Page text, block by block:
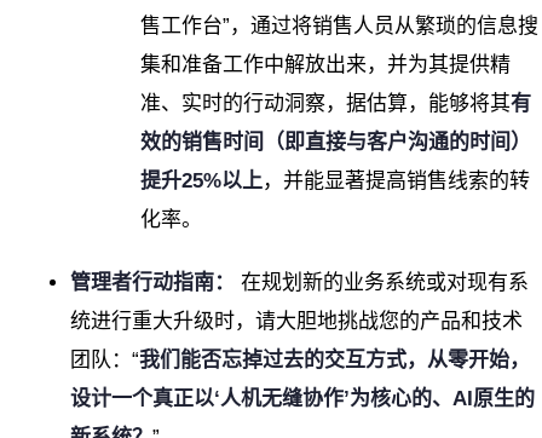
售工作台”，通过将销售人员从繁琐的信息搜
集和准备工作中解放出来，并为其提供精
准、实时的行动洞察，据估算，能够将其有
效的销售时间（即直接与客户沟通的时间）
提升25%以上 ，并能显著提高销售线索的转
化率。
管理者行动指南：
在规划新的业务系统或对现有系
统进行重大升级时，请大胆地挑战您的产品和技术
团队：“我们能否忘掉过去的交互方式，从零开始，
设计一个真正以‘人机无缝协作’为核心的、AI原生的